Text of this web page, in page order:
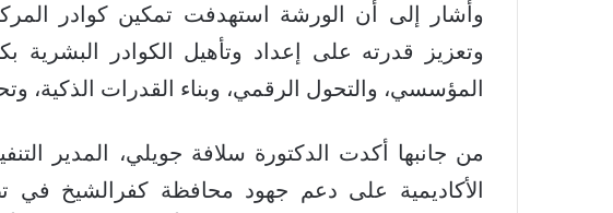
وأشار إلى أن الورشة استهدفت تمكين كوادر
وتعزيز قدرته على إعداد وتأهيل الكوادر البشرية
المؤسسي، والتحول الرقمي، وبناء القدرات الذكية،
من جانبها أكدت الدكتورة سلافة جويلي، المدير
الأكاديمية على دعم جهود محافظة كفرالشيخ في